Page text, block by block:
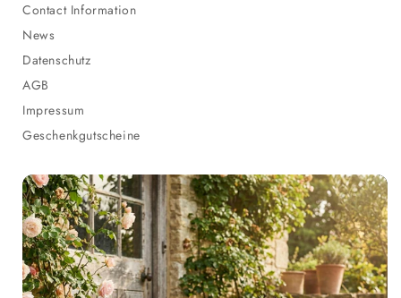
Contact Information
News
Datenschutz
AGB
Impressum
Geschenkgutscheine